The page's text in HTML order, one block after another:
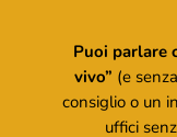
Puoi parlare
vivo” (e
consiglio o un
uffici